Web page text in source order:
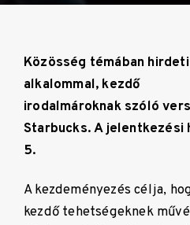
Közösség témában
alkalommal, kezdő
irodalmároknak szóló
Starbucks. A
5.
A kezdeményezés célja,
kezdő tehetségeknek